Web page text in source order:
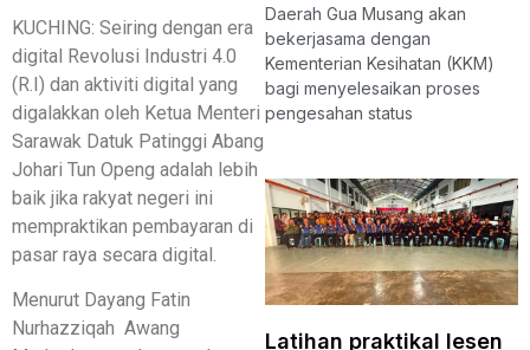
KUCHING: Seiring dengan era
digital Revolusi Industri 4.0
(R.I) dan aktiviti digital yang
digalakkan oleh Ketua Menteri
Sarawak Datuk Patinggi Abang
Johari Tun Openg adalah lebih
baik jika rakyat negeri ini
mempraktikan pembayaran di
pasar raya secara digital.
Menurut Dayang Fatin
Nurhazziqah Awang
Daerah Gua Musang akan
bekerjasama dengan
Kementerian Kesihatan (KKM)
bagi menyelesaikan proses
pengesahan status
Latihan praktikal lesen